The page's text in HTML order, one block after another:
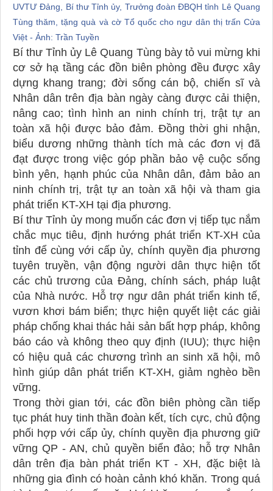
UVTƯ Đảng, Bí thư Tỉnh ủy, Trưởng đoàn ĐBQH tỉnh Lê Quang
Tùng thăm, tặng quà và cờ Tổ quốc cho ngư dân thị trấn Cửa
Việt - Ảnh: Trần Tuyền
Bí thư Tỉnh ủy Lê Quang Tùng bày tỏ vui mừng khi
cơ sở hạ tầng các đồn biên phòng đều được xây
dựng khang trang; đời sống cán bộ, chiến sĩ và
Nhân dân trên địa bàn ngày càng được cải thiện,
nâng cao; tình hình an ninh chính trị, trật tự an
toàn xã hội được bảo đảm. Đồng thời ghi nhận,
biểu dương những thành tích mà các đơn vị đã
đạt được trong việc góp phần bảo vệ cuộc sống
bình yên, hạnh phúc của Nhân dân, đảm bảo an
ninh chính trị, trật tự an toàn xã hội và tham gia
phát triển KT-XH tại địa phương.
Bí thư Tỉnh ủy mong muốn các đơn vị tiếp tục nắm
chắc mục tiêu, định hướng phát triển KT-XH của
tỉnh để cùng với cấp ủy, chính quyền địa phương
tuyên truyền, vận động người dân thực hiện tốt
các chủ trương của Đảng, chính sách, pháp luật
của Nhà nước. Hỗ trợ ngư dân phát triển kinh tế,
vươn khơi bám biển; thực hiện quyết liệt các giải
pháp chống khai thác hải sản bất hợp pháp, không
báo cáo và không theo quy định (IUU); thực hiện
có hiệu quả các chương trình an sinh xã hội, mô
hình giúp dân phát triển KT-XH, giảm nghèo bền
vững.
Trong thời gian tới, các đồn biên phòng cần tiếp
tục phát huy tinh thần đoàn kết, tích cực, chủ động
phối hợp với cấp ủy, chính quyền địa phương giữ
vững QP - AN, chủ quyền biển đảo; hỗ trợ Nhân
dân trên địa bàn phát triển KT - XH, đặc biệt là
những gia đình có hoàn cảnh khó khăn. Trong quá